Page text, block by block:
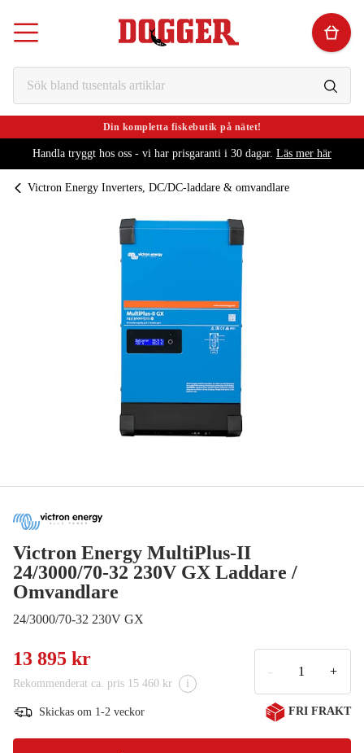
Din kompletta fiskebutik på nätet!
Handla tryggt hos oss - vi har prisgaranti i 30 dagar. Läs mer här
Victron Energy Inverters, DC/DC-laddare & omvandlare
Victron Energy MultiPlus-II
24/3000/70-32 230V GX Laddare /
Omvandlare
24/3000/70-32 230V GX
13 895 kr
Rekommenderat ca. pris 15 460 kr i
- +
Skickas om 1-2 veckor FRI FRAKT